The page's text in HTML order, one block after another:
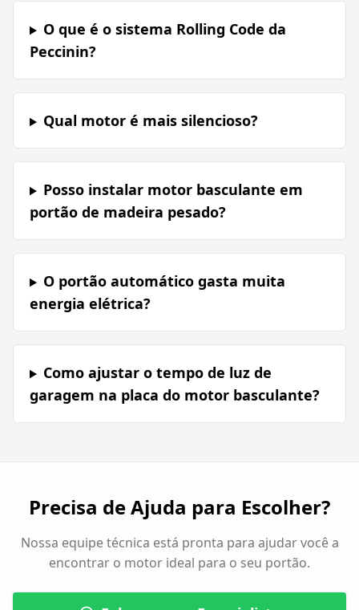
O que é o sistema Rolling Code da
Peccinin?
Qual motor é mais silencioso?
Posso instalar motor basculante em
portão de madeira pesado?
O portão automático gasta muita
energia elétrica?
Como ajustar o tempo de luz de
garagem na placa do motor basculante?
Precisa de Ajuda para Escolher?
Nossa equipe técnica está pronta para ajudar você a
encontrar o motor ideal para o seu portão.